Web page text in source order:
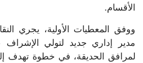
الأقسام.
ووفق المعطيات الأولية، يجري
مدير إداري جديد لتولي الإشراف
لمرافق الحديقة، في خطوة تهدف